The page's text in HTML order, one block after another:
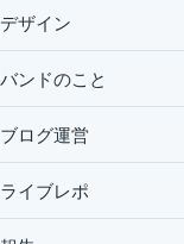
デザイン
バンドのこと
ブログ運営
ライブレポ